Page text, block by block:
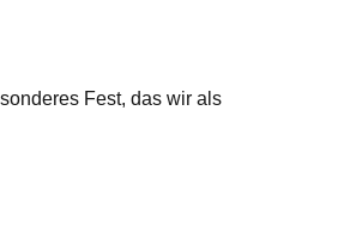
Fest, das wir als